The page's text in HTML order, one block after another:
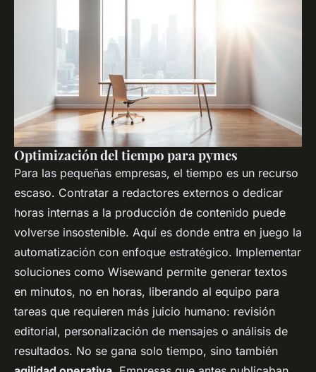
Optimización del tiempo para pymes
Para las pequeñas empresas, el tiempo es un recurso
escaso. Contratar a redactores externos o dedicar
horas internas a la producción de contenido puede
volverse insostenible. Aquí es donde entra en juego la
automatización con enfoque estratégico. Implementar
soluciones como Wisewand permite generar textos
en minutos, no en horas, liberando al equipo para
tareas que requieren más juicio humano: revisión
editorial, personalización de mensajes o análisis de
resultados. No se gana solo tiempo, sino también